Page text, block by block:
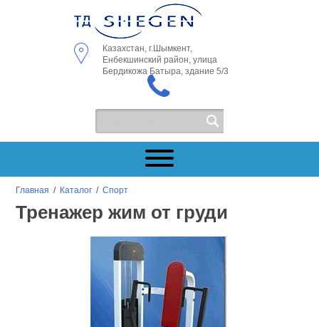
Казахстан, г.Шымкент,
Енбекшинский район, улица
Бердикожа Батыра, здание 5/3
Главная / Каталог /Спорт
Тренажер жим от груди